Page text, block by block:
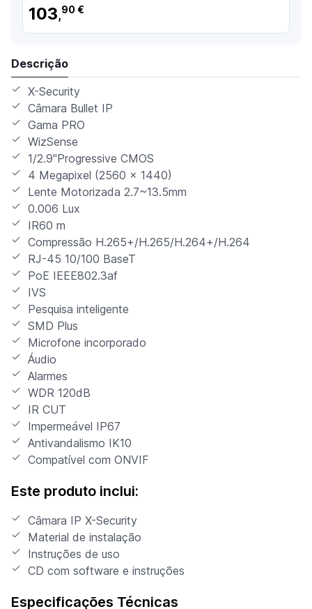
103,90 €
Descrição
X-Security
Câmara Bullet IP
Gama PRO
WizSense
1/2.9"Progressive CMOS
4 Megapixel (2560 × 1440)
Lente Motorizada 2.7~13.5mm
0.006 Lux
IR60 m
Compressão H.265+/H.265/H.264+/H.264
RJ-45 10/100 BaseT
PoE IEEE802.3af
IVS
Pesquisa inteligente
SMD Plus
Microfone incorporado
Áudio
Alarmes
WDR 120dB
IR CUT
Impermeável IP67
Antivandalismo IK10
Compatível com ONVIF
Este produto inclui:
Câmara IP X-Security
Material de instalação
Instruções de uso
CD com software e instruções
Especificações Técnicas